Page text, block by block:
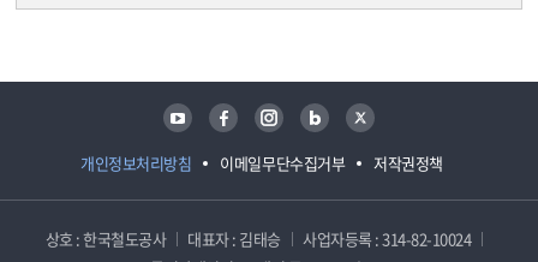
개인정보처리방침 이메일무단수집거부 저작권정책
유튜브 페이스북 인스타그램 블로그 트위터
상호 : 한국철도공사 대표자 : 김태승
사업자등록 : 314-82-10024